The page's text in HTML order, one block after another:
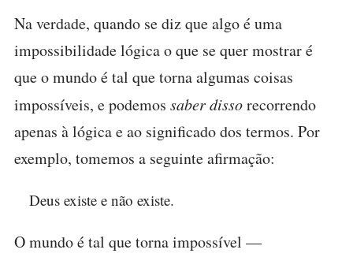
Na verdade, quando se diz que algo é uma
impossibilidade lógica o que se quer mostrar é
que o mundo é tal que torna algumas coisas
impossíveis, e podemos saber dissorecorrendo
apenas à lógica e ao significado dos termos. Por
exemplo, tomemos a seguinte afirmação:
Deus existe e não existe.
O mundo é tal que torna impossível —